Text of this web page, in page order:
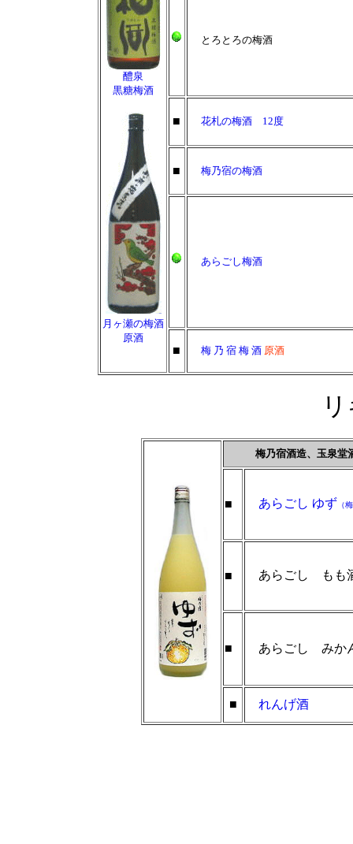
醴泉
黒糖梅酒
月ヶ瀬の梅酒
原酒
とろとろの梅酒
■ 花札の梅酒 12度
■ 梅乃宿の梅酒
あらごし梅酒
■ 梅 乃 宿 梅 酒 原酒
梅乃宿酒造、玉泉
■ あらごし ゆず （
■ あらごし もも
■ あらごし みか
■ れんげ酒